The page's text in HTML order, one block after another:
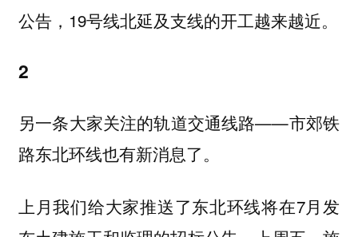
公告，19号线北延及支线的开工越来越近。
2
另一条大家关注的轨道交通线路——市郊铁
路东北环线也有新消息了。
上月我们给大家推送了东北环线将在7月发